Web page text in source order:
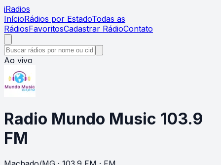
iRadios
InícioRádios por EstadoTodas as
RádiosFavoritosCadastrar RádioContato
Ao vivo
Radio Mundo Music 103.9
FM